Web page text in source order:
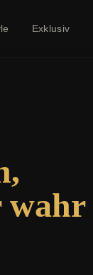
Exklusiv
wahr